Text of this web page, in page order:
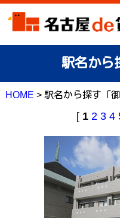
駅名から
HOME > 駅名から探す「御
[ 1 2 3 4
HOME
駅名から探す
地図から探す
マイリスト
アパマンショッ